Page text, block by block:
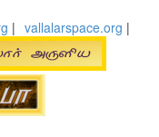
| vallalarspace.org |